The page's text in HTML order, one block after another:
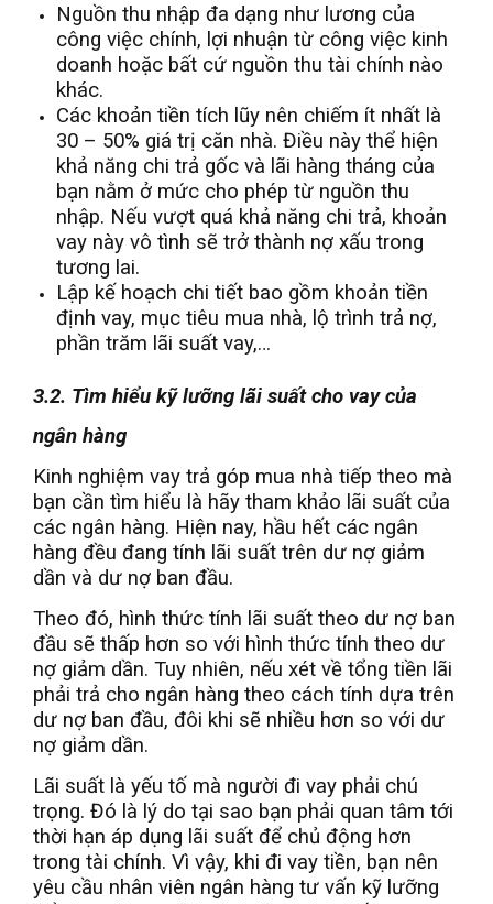
Nguồn thu nhập đa dạng như lương của
công việc chính, lợi nhuận từ công việc kinh
doanh hoặc bất cứ nguồn thu tài chính nào
khác.
Các khoản tiền tích lũy nên chiếm ít nhất là
30 – 50% giá trị căn nhà. Điều này thể hiện
khả năng chi trả gốc và lãi hàng tháng của
bạn nằm ở mức cho phép từ nguồn thu
nhập. Nếu vượt quá khả năng chi trả, khoản
vay này vô tình sẽ trở thành nợ xấu trong
tương lai.
Lập kế hoạch chi tiết bao gồm khoản tiền
định vay, mục tiêu mua nhà, lộ trình trả nợ,
phần trăm lãi suất vay,…
3.2. Tìm hiểu kỹ lưỡng lãi suất cho vay của
ngân hàng
Kinh nghiệm vay trả góp mua nhà tiếp theo mà
bạn cần tìm hiểu là hãy tham khảo lãi suất của
các ngân hàng. Hiện nay, hầu hết các ngân
hàng đều đang tính lãi suất trên dư nợ giảm
dần và dư nợ ban đầu.
Theo đó, hình thức tính lãi suất theo dư nợ ban
đầu sẽ thấp hơn so với hình thức tính theo dư
nợ giảm dần. Tuy nhiên, nếu xét về tổng tiền lãi
phải trả cho ngân hàng theo cách tính dựa trên
dư nợ ban đầu, đôi khi sẽ nhiều hơn so với dư
nợ giảm dần.
Lãi suất là yếu tố mà người đi vay phải chú
trọng. Đó là lý do tại sao bạn phải quan tâm tới
thời hạn áp dụng lãi suất để chủ động hơn
trong tài chính. Vì vậy, khi đi vay tiền, bạn nên
yêu cầu nhân viên ngân hàng tư vấn kỹ lưỡng